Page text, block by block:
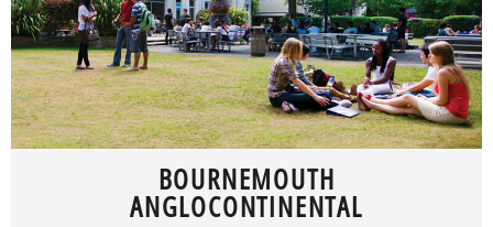
BOURNEMOUTH
ANGLOCONTINENTAL